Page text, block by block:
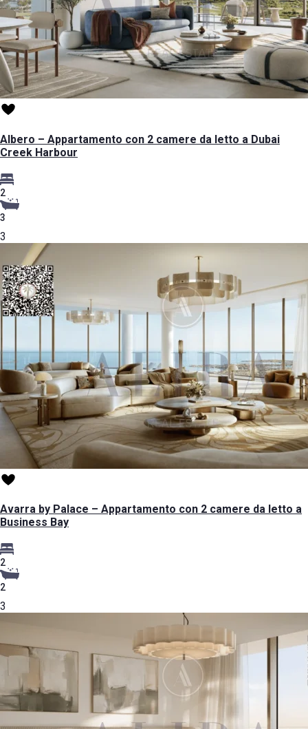
Albero – Appartamento con 2 camere da letto a Dubai
Creek Harbour
2
3
3
Avarra by Palace – Appartamento con 2 camere da letto a
Business Bay
2
2
3